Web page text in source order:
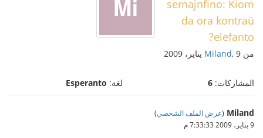
semajnfino: Kiom
da ora kontraŭ
elefanto?
من Miland, 9 يناير، 2009
المشاركات: 6 لغة: Esperanto
Miland
(عرض الملف الشخصي)
9 يناير، 2009 7:33:33 م